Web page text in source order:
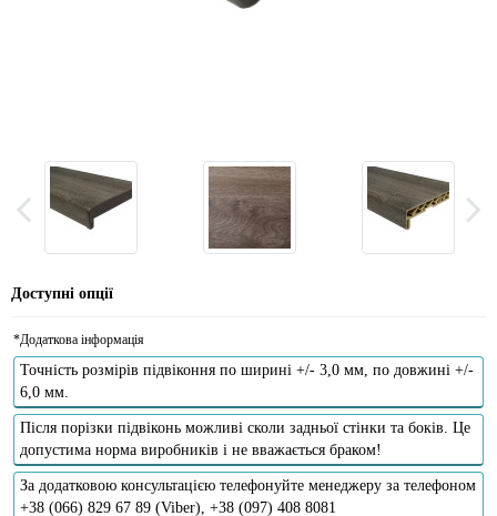
Доступні опції
*Додаткова інформація
Точність розмірів підвіконня по ширині +/- 3,0 мм, по довжині +/-
6,0 мм.
Після порізки підвіконь можливі сколи задньої стінки та боків. Це
допустима норма виробників і не вважається браком!
За додатковою консультацією телефонуйте менеджеру за телефоном
+38 (066) 829 67 89 (Viber), +38 (097) 408 8081